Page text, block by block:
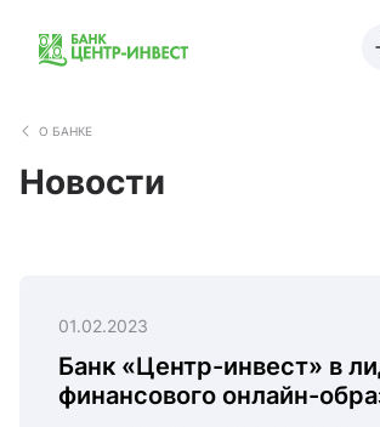
О БАНКЕ
Новости
01.02.2023
Банк «Центр-инвест» в
финансового онлайн-